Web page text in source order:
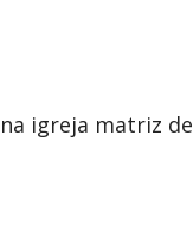
igreja matriz de